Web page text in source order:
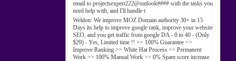
email to projectsexpert222@outlook#### with the tasks you
need help with, and I'll handle t
Weldon: We improve MOZ Domain authority 30+ in 15
Days its help to improve google rank, improve your website
SEO, and you get traffic from google DA - 0 to 40 - (Only
$29) - Yes, Limited time !! >> 100% Guarantee >>
Improve Ranking >> White Hat Process >> Permanent
Work >> 100% Manual Work >> 0% Spam score increase